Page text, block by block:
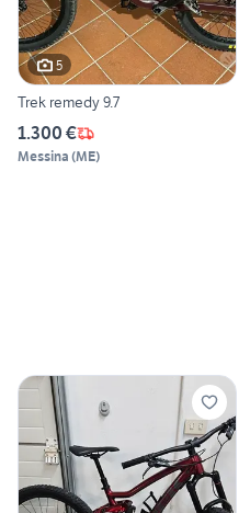
5
Trek remedy 9.7
1.300 €
Messina (ME)